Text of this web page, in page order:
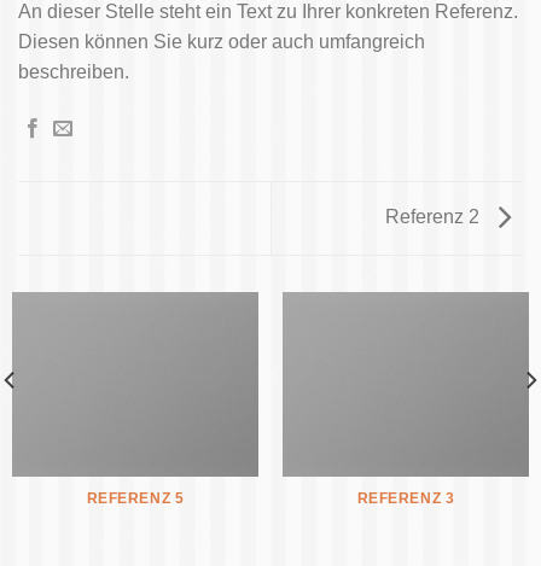
An dieser Stelle steht ein Text zu Ihrer konkreten Referenz.
Diesen können Sie kurz oder auch umfangreich
beschreiben.
Referenz 2
REFERENZ 5 REFERENZ 3